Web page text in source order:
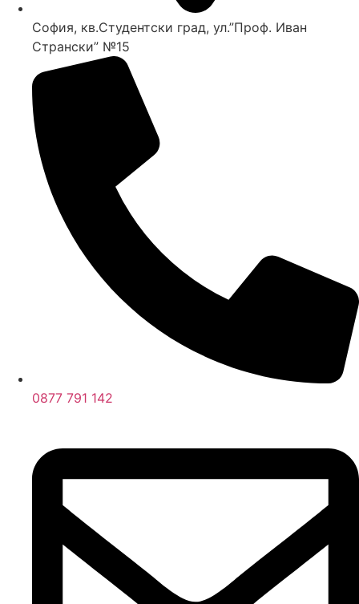
София, кв.Студентски град, ул.”Проф. Иван
Странски” №15
0877 791 142